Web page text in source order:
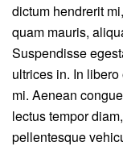
dictum hendrerit
quam mauris,
Suspendisse
ultrices in. In
mi. Aenean
lectus tempor
pellentesque